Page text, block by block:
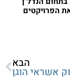
הפרויקטים
הבא
אשראי הוגן